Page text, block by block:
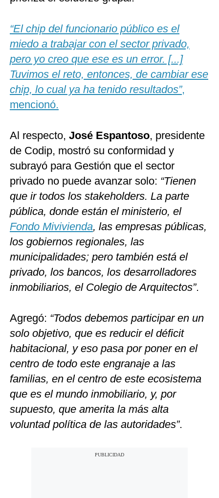
“El chip del funcionario público es el
miedo a trabajar con el sector privado,
pero yo creo que ese es un error. [...]
Tuvimos el reto, entonces, de cambiar ese
chip, lo cual ya ha tenido resultados”,
mencionó.
Al respecto, José Espantoso, presidente
de Codip, mostró su conformidad y
subrayó para Gestión que el sector
privado no puede avanzar solo: “Tienen
que ir todos los stakeholders. La parte
pública, donde están el ministerio, el
Fondo Mivivienda, las empresas públicas,
los gobiernos regionales, las
municipalidades; pero también está el
privado, los bancos, los desarrolladores
inmobiliarios, el Colegio de Arquitectos”.
Agregó: “Todos debemos participar en un
solo objetivo, que es reducir el déficit
habitacional, y eso pasa por poner en el
centro de todo este engranaje a las
familias, en el centro de este ecosistema
que es el mundo inmobiliario, y, por
supuesto, que amerita la más alta
voluntad política de las autoridades”.